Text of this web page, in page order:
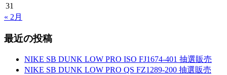
31
« 2月
最近の投稿
NIKE SB DUNK LOW PRO ISO FJ1674-401 抽選販売
NIKE SB DUNK LOW PRO QS FZ1289-200 抽選販売